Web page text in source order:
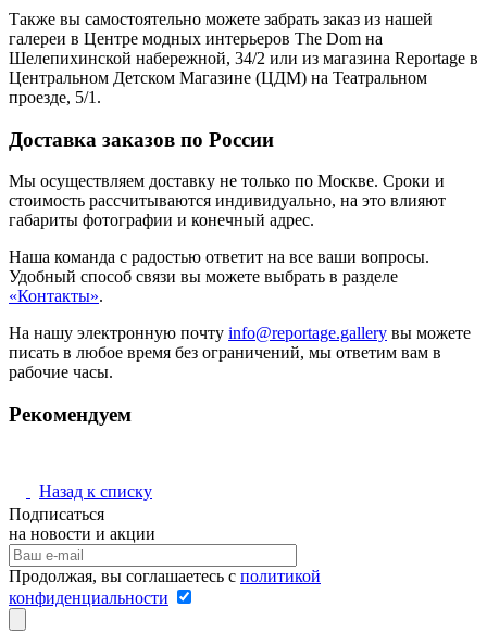
Также вы самостоятельно можете забрать заказ из нашей
галереи в Центре модных интерьеров The Dom на
Шелепихинской набережной, 34/2 или из магазина Reportage в
Центральном Детском Магазине (ЦДМ) на Театральном
проезде, 5/1.
Доставка заказов по России
Мы осуществляем доставку не только по Москве. Сроки и
стоимость рассчитываются индивидуально, на это влияют
габариты фотографии и конечный адрес.
Наша команда с радостью ответит на все ваши вопросы.
Удобный способ связи вы можете выбрать в разделе
«Контакты».
На нашу электронную почту info@reportage.gallery вы можете
писать в любое время без ограничений, мы ответим вам в
рабочие часы.
Рекомендуем
Назад к списку
Подписаться
на новости и акции
Продолжая, вы соглашаетесь с политикой
конфиденциальности